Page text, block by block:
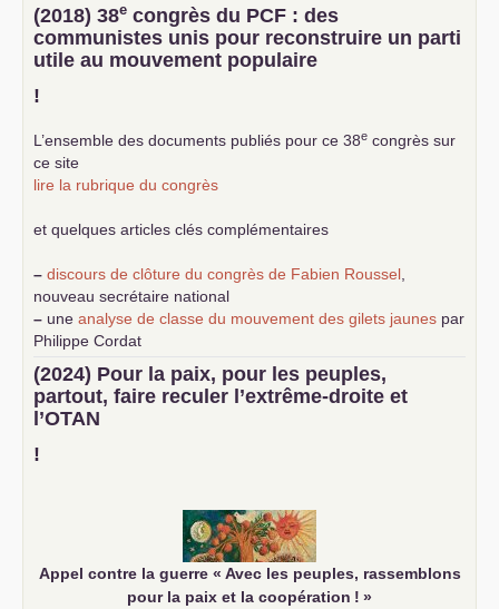
(2018) 38e congrès du PCF : des
communistes unis pour reconstruire un parti
utile au mouvement populaire
!
L’ensemble des documents publiés pour ce 38e congrès sur
ce site
lire la rubrique du congrès
et quelques articles clés complémentaires
– discours de clôture du congrès de Fabien Roussel
nouveau secrétaire national
– une analyse de classe du mouvement des gilets jaunes par
Philippe Cordat
–
un texte de Jean-Claude Delaunay
le marxisme est la
science sociale de notre temps
–un appel proposé aux partis communistes et ouvrier
d’Europe
–
(2024) Pour la paix, pour les peuples,
partout, faire reculer l’extrême-droite et
l’OTAN
!
Appel contre la guerre « Avec les peuples, rassemblons
pour la paix et la coopération ! »